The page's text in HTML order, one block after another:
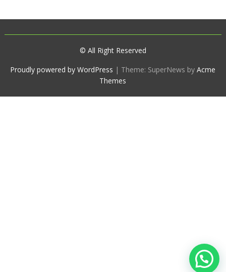
© All Right Reserved
Proudly powered by WordPress | Theme: SuperNews byAcme
Themes